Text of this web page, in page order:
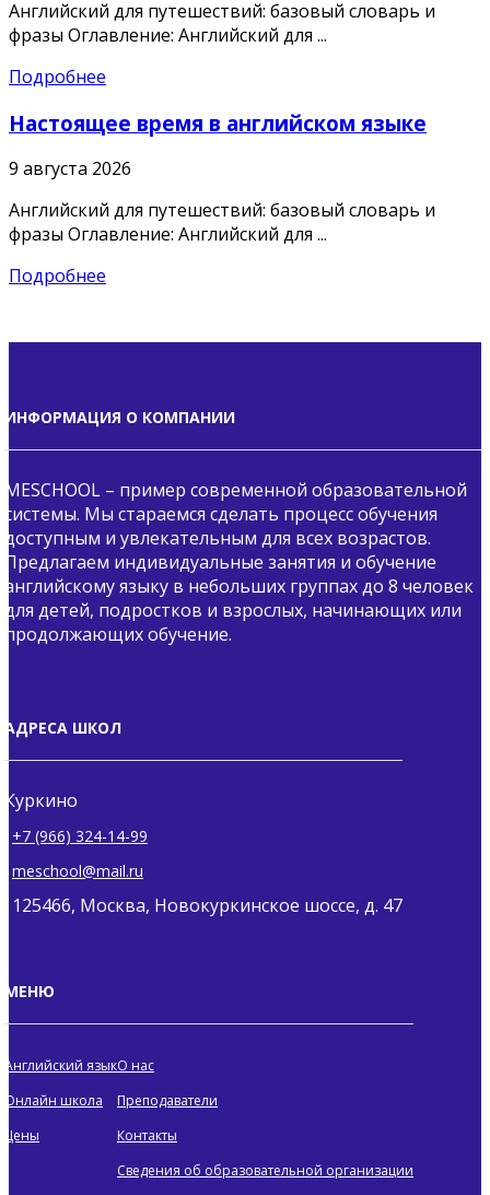
Английский для путешествий: базовый словарь и
фразы Оглавление: Английский для ...
Подробнее
Настоящее время в английском языке
9 августа 2026
Английский для путешествий: базовый словарь и
фразы Оглавление: Английский для ...
Подробнее
ИНФОРМАЦИЯ О КОМПАНИИ
MESCHOOL – пример современной образовательной
системы. Мы стараемся сделать процесс обучения
доступным и увлекательным для всех возрастов.
Предлагаем индивидуальные занятия и обучение
английскому языку в небольших группах до 8 человек
для детей, подростков и взрослых, начинающих или
продолжающих обучение.
АДРЕСА ШКОЛ
Куркино
+7 (966) 324-14-99
meschool@mail.ru
125466, Москва, Новокуркинское шоссе, д. 47
МЕНЮ
Английский язык
Онлайн школа
Цены
О нас
Преподаватели
Контакты
Сведения об образовательной организации